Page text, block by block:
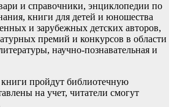
и справочники, энциклопедии по
книги для детей и юношества
и зарубежных детских авторов,
премий и конкурсов в области
научно-познавательная и
пройдут библиотечную
на учет, читатели смогут